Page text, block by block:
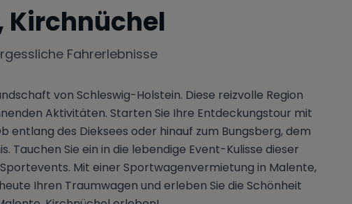
Kirchnüchel
Fahrerlebnisse
von Schleswig-Holstein. Diese reizvolle Region
Aktivitäten. Starten Sie Ihre Entdeckungstour mit
entlang des Dieksees oder hinauf zum Bungsberg, dem
Tauchen Sie ein in die lebendige Event-Kulisse dieser
Mit einer Sportwagenvermietung in Malente,
Ihren Traumwagen und erleben Sie die Schönheit